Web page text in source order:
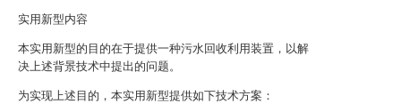
实用新型内容
本实用新型的目的在于提供一种污水回收利用装置，以解
决上述背景技术中提出的问题。
为实现上述目的，本实用新型提供如下技术方案：